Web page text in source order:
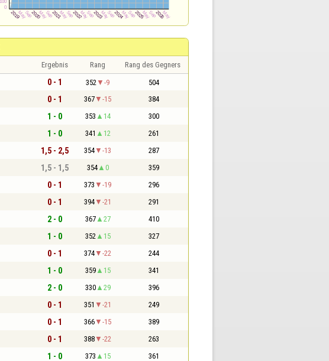
Ergebnis Rang Rang des Gegners
0 - 1 352 -9 504
0 - 1 367 -15 384
1 - 0 353 14 300
1 - 0 341 12 261
1,5 - 2,5 354 -13 287
1,5 - 1,5 354 0 359
0 - 1 373 -19 296
0 - 1 394 -21 291
2 - 0 367 27 410
1 - 0 352 15 327
0 - 1 374 -22 244
1 - 0 359 15 341
2 - 0 330 29 396
0 - 1 351 -21 249
0 - 1 366 -15 389
0 - 1 388 -22 263
1 - 0 373 15 361